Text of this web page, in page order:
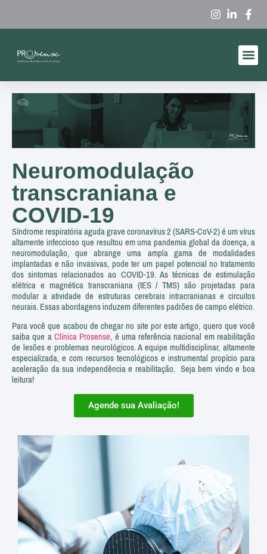
Neuromodulação
transcraniana e
COVID-19
Síndrome respiratória aguda grave coronavírus 2 (SARS-CoV-2) é um vírus
altamente infeccioso que resultou em uma pandemia global da doença, a
neuromodulação, que abrange uma ampla gama de modalidades
implantadas e não invasivas, pode ter um papel potencial no tratamento
dos sintomas relacionados ao COVID-19. As técnicas de estimulação
elétrica e magnética transcraniana (tES / TMS) são projetadas para
modular a atividade de estruturas cerebrais intracranianas e circuitos
neurais. Essas abordagens induzem diferentes padrões de campo elétrico.
Para você que acabou de chegar no site por este artigo, quero que você
saiba que aClínica Prosense, é uma referência nacional em reabilitação
de lesões e problemas neurológicos. A equipe multidisciplinar, altamente
especializada, e com recursos tecnológicos e instrumental propício para
aceleração da sua independência e reabilitação. Seja bem vindo e boa
leitura!
Agende sua Avaliação!